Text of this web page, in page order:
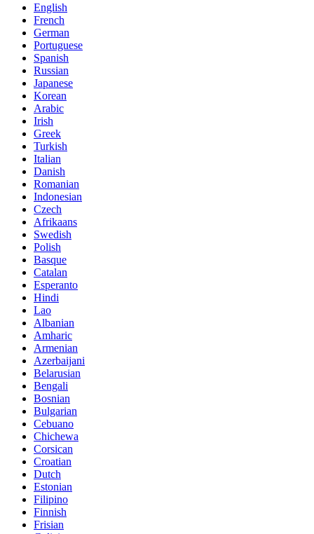
English
French
German
Portuguese
Spanish
Russian
Japanese
Korean
Arabic
Irish
Greek
Turkish
Italian
Danish
Romanian
Indonesian
Czech
Afrikaans
Swedish
Polish
Basque
Catalan
Esperanto
Hindi
Lao
Albanian
Amharic
Armenian
Azerbaijani
Belarusian
Bengali
Bosnian
Bulgarian
Cebuano
Chichewa
Corsican
Croatian
Dutch
Estonian
Filipino
Finnish
Frisian